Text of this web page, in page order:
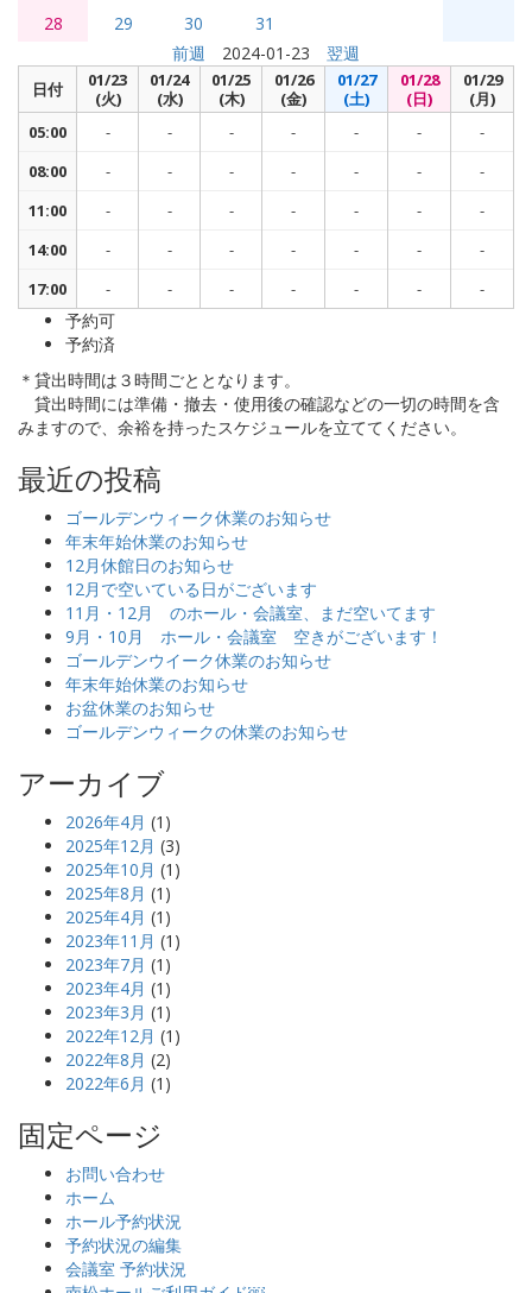
28
29 30
31
前週
2024-01-23 翌週
日付
01/23
(火)
01/24
(水)
01/25
(木)
01/26
(金)
01/27
(土)
01/28
(日)
01/29
(月)
05:00
- - - - - -
-
08:00
- - - - - -
-
11:00
- - - - - -
-
14:00
- - - - - -
-
17:00
- - - - - - -
予約可
予約済
＊貸出時間は３時間ごととなります。
貸出時間には準備・撤去・使用後の確認などの一切の時間を含
みますので、余裕を持ったスケジュールを立ててください。
最近の投稿
ゴールデンウィーク休業のお知らせ
年末年始休業のお知らせ
12月休館日のお知らせ
12月で空いている日がございます
11月・12月 のホール・会議室、まだ空いてます
9月・10月 ホール・会議室 空きがございます！
ゴールデンウイーク休業のお知らせ
年末年始休業のお知らせ
お盆休業のお知らせ
ゴールデンウィークの休業のお知らせ
アーカイブ
2026年4月 (1)
2025年12月 (3)
2025年10月 (1)
2025年8月 (1)
2025年4月 (1)
2023年11月 (1)
2023年7月 (1)
2023年4月 (1)
2023年3月 (1)
2022年12月 (1)
2022年8月 (2)
2022年6月 (1)
固定ページ
お問い合わせ
ホーム
ホール予約状況
予約状況の編集
会議室 予約状況